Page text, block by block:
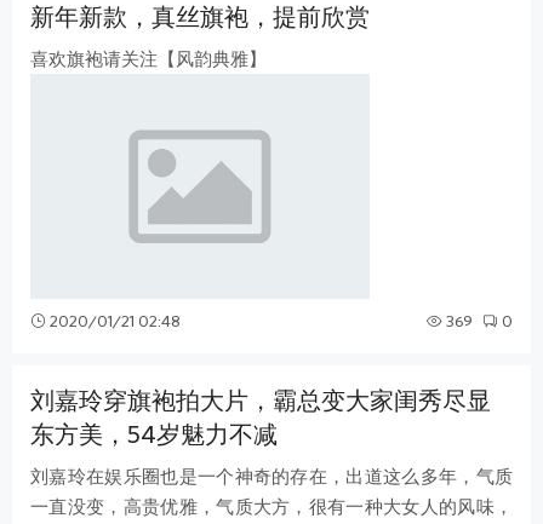
新年新款，真丝旗袍，提前欣赏
喜欢旗袍请关注【风韵典雅】
2020/01/21 02:48 369 0
刘嘉玲穿旗袍拍大片，霸总变大家闺秀尽显
东方美，54岁魅力不减
刘嘉玲在娱乐圈也是一个神奇的存在，出道这么多年，气质
一直没变，高贵优雅，气质大方，很有一种大女人的风味，